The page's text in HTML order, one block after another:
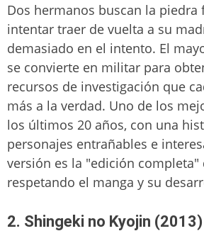
Dos hermanos buscan la
intentar traer de vuelta a su
demasiado en el intento. El
se convierte en militar para
recursos de investigación que
más a la verdad. Uno de los
los últimos 20 años, con una
personajes entrañables e
versión es la "edición completa"
respetando el manga y su
2. Shingeki no Kyojin (2013)